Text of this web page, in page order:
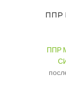
ППР
ППР